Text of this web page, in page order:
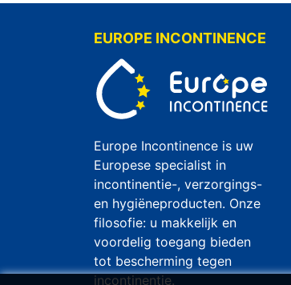
EUROPE INCONTINENCE
Europe Incontinence is uw
Europese specialist in
incontinentie-, verzorgings-
en hygiëneproducten. Onze
filosofie: u makkelijk en
voordelig toegang bieden
tot bescherming tegen
incontinentie.